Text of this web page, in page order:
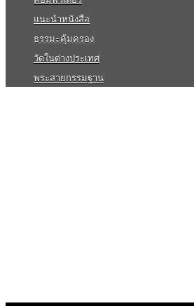
แนะนำหนังสือ
ธรรมะคุ้มครอง
วัดในต่างประเทศ
พระสายกรรมฐาน